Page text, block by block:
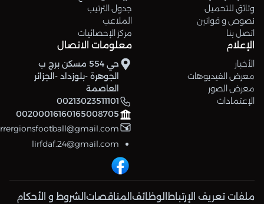
وثائق للتحميل
نصوص و قوانين
اتصل بنا
جدول الترتيب
الملاعب
مركز الإحصائيات
الإعلام
الأخبار
معرض الفيديوهات
معرض الصور
الإعتمادات
معلومات الاتصال
حي 554 مسكن برج ب
الجوهرة -بلوزداد -الجزائر
العاصمة
00213023511101
00200016160165008705
lirfdaf.24@gmail.com
ملفات تعريف الإرتباط الوظائف المناقصات الشروط و الأحكام